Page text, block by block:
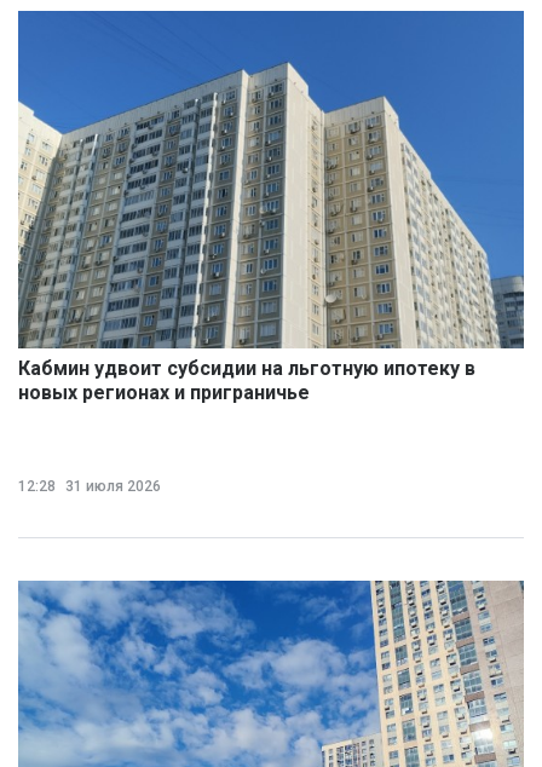
Кабмин удвоит субсидии на льготную ипотеку в
новых регионах и приграничье
12:28 31 июля 2026